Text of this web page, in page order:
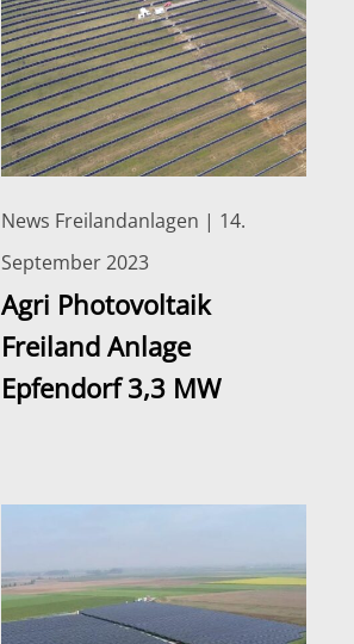
News Freilandanlagen | 14.
September 2023
Agri Photovoltaik
Freiland Anlage
Epfendorf 3,3 MW